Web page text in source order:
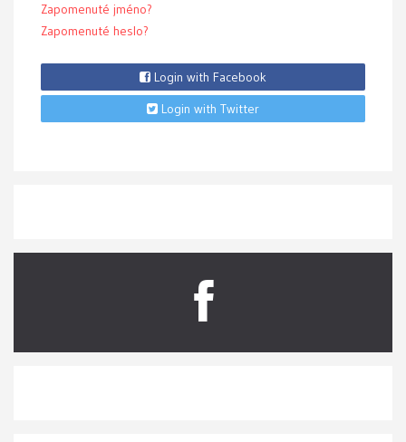
Zapomenuté jméno?
Zapomenuté heslo?
Login with Facebook
Login with Twitter